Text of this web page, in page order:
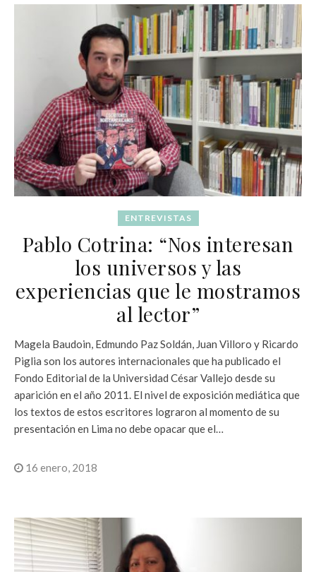
ENTREVISTAS
Pablo Cotrina: “Nos interesan
los universos y las
experiencias que le mostramos
al lector”
Magela Baudoin, Edmundo Paz Soldán, Juan Villoro y Ricardo
Piglia son los autores internacionales que ha publicado el
Fondo Editorial de la Universidad César Vallejo desde su
aparición en el año 2011. El nivel de exposición mediática que
los textos de estos escritores lograron al momento de su
presentación en Lima no debe opacar que el…
16 enero, 2018